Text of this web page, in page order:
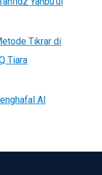
Tikrar di
Tiara
Al